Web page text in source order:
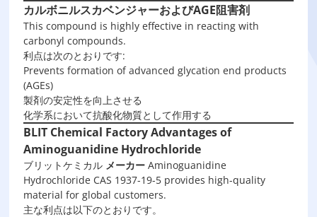
カルボニルスカベンジャーおよびAGE阻害剤
This compound is highly effective in reacting with
carbonyl compounds.
利点は次のとおりです:
Prevents formation of advanced glycation end products
(AGEs)
製剤の安定性を向上させる
化学系において抗酸化物質として作用する
BLIT Chemical Factory Advantages of
Aminoguanidine Hydrochloride
ブリットケミカル メーカー Aminoguanidine
Hydrochloride CAS 1937-19-5 provides high-quality
material for global customers.
主な利点は以下のとおりです。